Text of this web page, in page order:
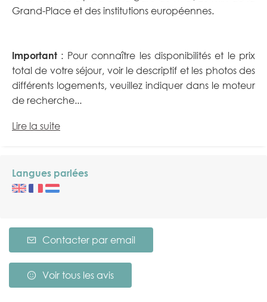
Grand-Place et des institutions européennes.
Important : Pour connaître les disponibilités et le prix
total de votre séjour, voir le descriptif et les photos des
différents logements, veuillez indiquer dans le moteur
de recherche...
Lire la suite
Langues parlées
Contacter par email
Voir tous les avis